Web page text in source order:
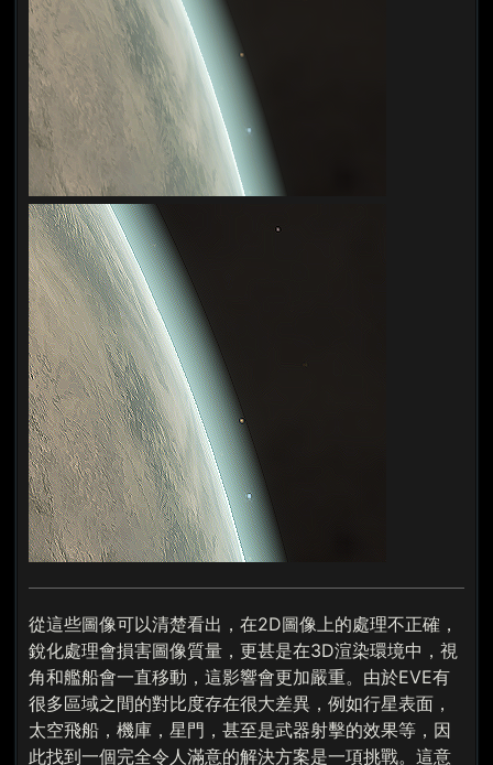
從這些圖像可以清楚看出，在2D圖像上的處理不正確，
銳化處理會損害圖像質量，更甚是在3D渲染環境中，視
角和艦船會一直移動，這影響會更加嚴重。由於EVE有
很多區域之間的對比度存在很大差異，例如行星表面，
太空飛船，機庫，星門，甚至是武器射擊的效果等，因
此找到一個完全令人滿意的解決方案是一項挑戰。這意